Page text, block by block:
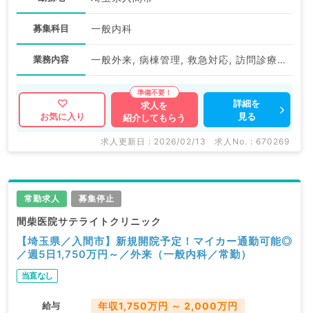
募集科目 一般内科
業務内容 一般外来, 病棟管理, 救急対応, 訪問診療（居宅）, 訪問診療（施設）, 一般健診・人間ドック
お気に入り
求人を
紹介してもらう
詳細を
見る
求人更新日 : 2026/02/13 求人No. : 670269
常勤求人 募集停止
間柴医院サテライトクリニック
【埼玉県／入間市】新規開院予定！マイカー通勤可能◎
／週5日1,750万円～／外来（一般内科／常勤）
当直なし
給与 年収1,750万円 ～ 2,000万円